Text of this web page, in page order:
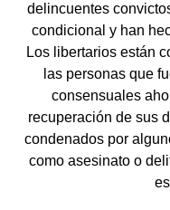
delincuentes
condicional y han
Los libertarios están
las personas que
consensuales
recuperación de sus
condenados por
como asesinato o